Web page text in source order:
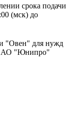
срока подачи
(мск) до
"Овен" для нужд
"Юнипро"